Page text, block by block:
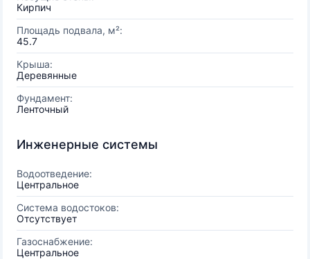
Кирпич
Площадь подвала, м²:
45.7
Крыша:
Деревянные
Фундамент:
Ленточный
Инженерные системы
Водоотведение:
Центральное
Система водостоков:
Отсутствует
Газоснабжение:
Центральное